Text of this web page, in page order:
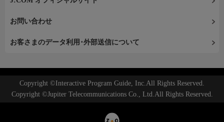
お問い合わせ
お客さまのデータ利用･外部送信について
Copyright ©Interactive Program Guide, Inc.All Rights Reserved.
Copyright ©Jupiter Telecommunications Co., Ltd.All Rights Reserved.